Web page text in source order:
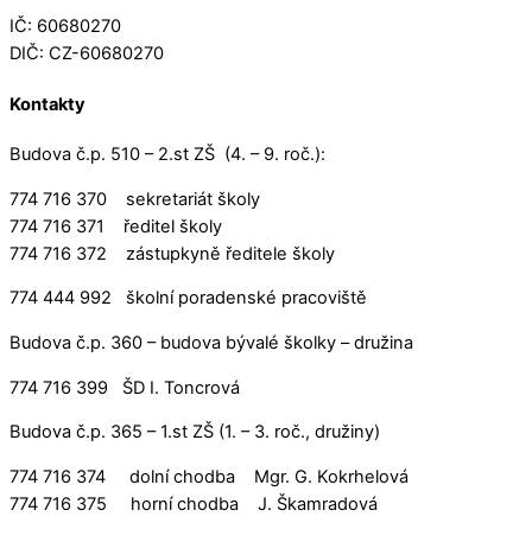
IČ: 60680270
DIČ: CZ-60680270
Kontakty
Budova č.p. 510 – 2.st ZŠ (4. – 9. roč.):
774 716 370 sekretariát školy
774 716 371 ředitel školy
774 716 372 zástupkyně ředitele školy
774 444 992 školní poradenské pracoviště
Budova č.p. 360 – budova bývalé školky – družina
774 716 399 ŠD I. Toncrová
Budova č.p. 365 – 1.st ZŠ (1. – 3. roč., družiny)
774 716 374 dolní chodba Mgr. G. Kokrhelová
774 716 375 horní chodba J. Škamradová